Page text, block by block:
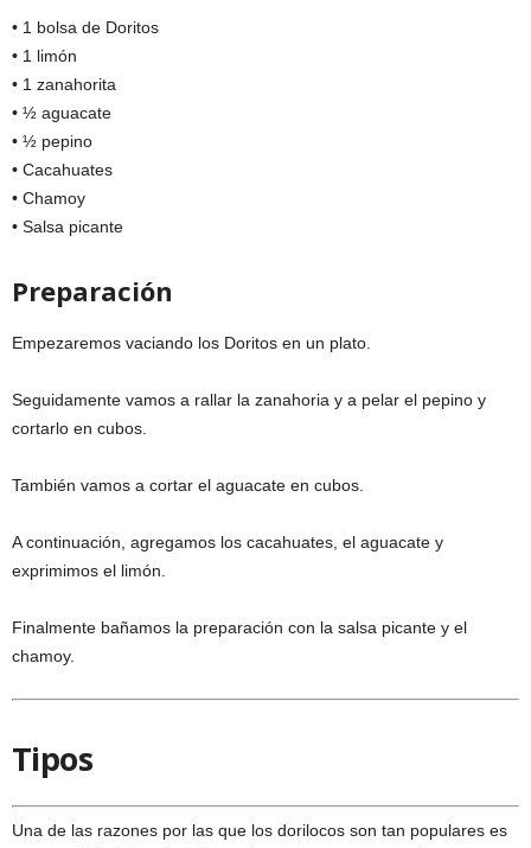
• 1 bolsa de Doritos
• 1 limón
• 1 zanahorita
• ½ aguacate
• ½ pepino
• Cacahuates
• Chamoy
• Salsa picante
Preparación
Empezaremos vaciando los Doritos en un plato.
Seguidamente vamos a rallar la zanahoria y a pelar el pepino y
cortarlo en cubos.
También vamos a cortar el aguacate en cubos.
A continuación, agregamos los cacahuates, el aguacate y
exprimimos el limón.
Finalmente bañamos la preparación con la salsa picante y el
chamoy.
Tipos
Una de las razones por las que los dorilocos son tan populares es